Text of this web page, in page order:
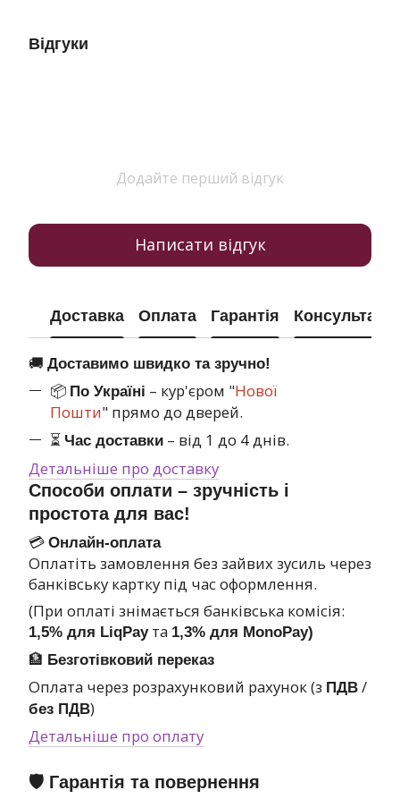
Відгуки
Додайте перший відгук
Написати відгук
Доставка Оплата Гарантія Консультація
🚚 Доставимо швидко та зручно!
📦 По Україні – кур'єром "Нової
Пошти" прямо до дверей.
⏳ Час доставки – від 1 до 4 днів.
Детальніше про доставку
Способи оплати – зручність і
простота для вас!
💳 Онлайн-оплата
Оплатіть замовлення без зайвих зусиль через
банківську картку під час оформлення.
(При оплаті знімається банківська комісія:
1,5% для LiqPayта 1,3% для MonoPay)
🏦 Безготівковий переказ
Оплата через розрахунковий рахунок (з ПДВ /
без ПДВ)
Детальніше про оплату
🛡 Гарантія та повернення